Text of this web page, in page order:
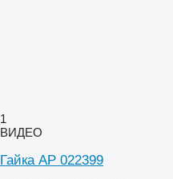
1
ВИДЕО
Гайка AP 022399